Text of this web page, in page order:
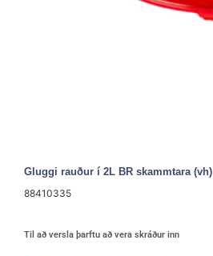
Gluggi rauður í 2L BR skammtara (vh)
88410335
Til að versla þarftu að vera skráður inn